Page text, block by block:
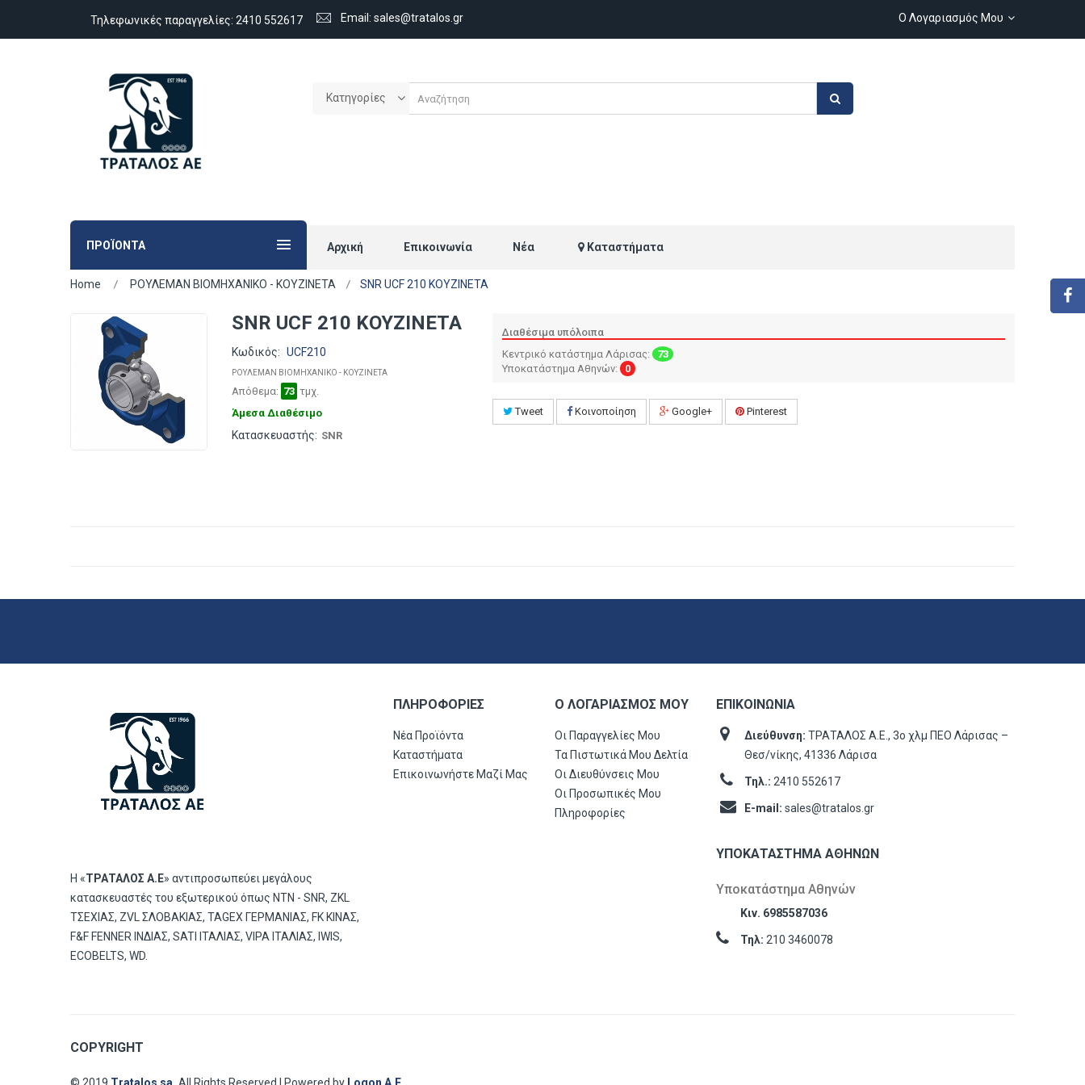
Ο Λογαριασμός Μου
Τηλεφωνικές παραγγελίες: 2410 552617 Email: sales@tratalos.gr
Κατηγορίες
ΠΡΟΪΟΝΤΑ Αρχική Επικοινωνία Νέα Καταστήματα
Home ΡΟΥΛΕΜΑΝ ΒΙΟΜΗΧΑΝΙΚΟ - ΚΟΥΖΙΝΕΤΑ SNR UCF 210 ΚΟΥΖΙΝΕΤΑ
SNR UCF 210 ΚΟΥΖΙΝΕΤΑ
Κωδικός: UCF210
ΡΟΥΛΕΜΑΝ ΒΙΟΜΗΧΑΝΙΚΟ - ΚΟΥΖΙΝΕΤΑ
Απόθεμα: 73 τμχ.
Άμεσα Διαθέσιμο
Κατασκευαστής: SNR
Διαθέσιμα υπόλοιπα
Κεντρικό κατάστημα Λάρισας: 73
Υποκατάστημα Αθηνών: 0
Tweet Κοινοποίηση Google+ Pinterest
Η «ΤΡΑΤΑΛΟΣ Α.Ε» αντιπροσωπεύει μεγάλους
κατασκευαστές του εξωτερικού όπως ΝΤΝ - SNR, ZKL
ΤΣΕΧΙΑΣ, ZVL ΣΛΟΒΑΚΙΑΣ, TAGEX ΓΕΡΜΑΝΙΑΣ, FK ΚΙΝΑΣ,
F&F FENNER ΙΝΔΙΑΣ, SATI ΙΤΑΛΙΑΣ, VIPA ΙΤΑΛΙΑΣ, IWIS,
ECOBELTS, WD.
ΠΛΗΡΟΦΟΡΊΕΣ
Νέα Προϊόντα
Καταστήματα
Επικοινωνήστε Μαζί Μας
Ο ΛΟΓΑΡΙΑΣΜΌΣ ΜΟΥ
Οι Παραγγελίες Μου
Τα Πιστωτικά Μου Δελτία
Οι Διευθύνσεις Μου
Οι Προσωπικές Μου
Πληροφορίες
ΕΠΙΚΟΙΝΩΝΊΑ
Διεύθυνση: ΤΡΑΤΑΛΟΣ Α.Ε., 3ο χλμ ΠΕΟ Λάρισας –
Θεσ/νίκης, 41336 Λάρισα
Τηλ.: 2410 552617
E-mail: sales@tratalos.gr
ΥΠΟΚΑΤΆΣΤΗΜΑ ΑΘΗΝΏΝ
Υποκατάστημα Αθηνών
Κιν. 6985587036
Τηλ: 210 3460078
COPYRIGHT